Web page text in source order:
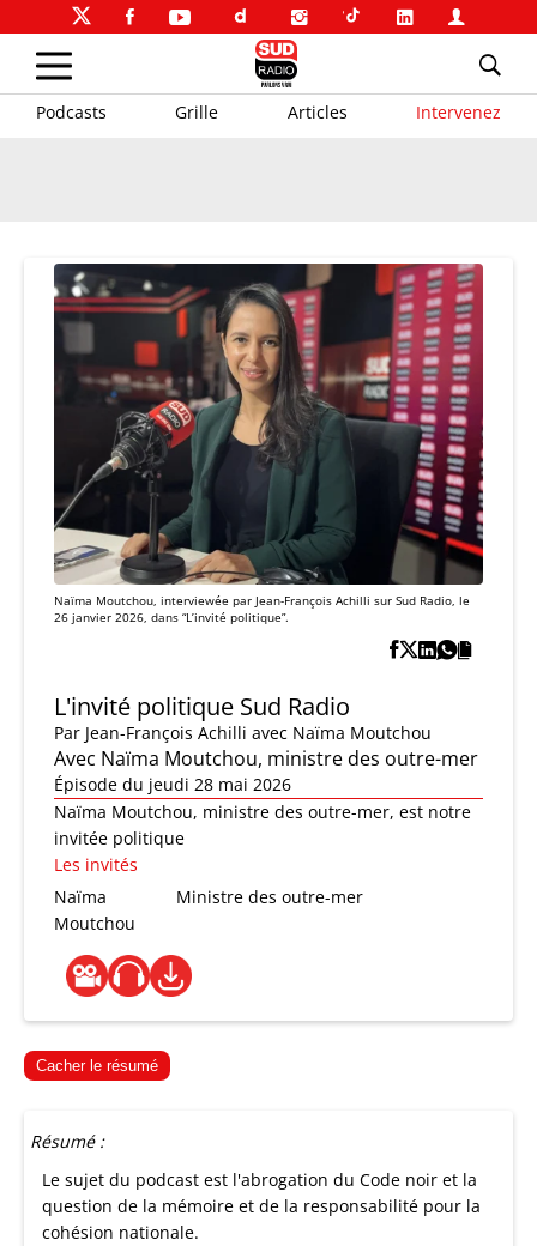
Podcasts Grille Articles Intervenez
Naïma Moutchou, interviewée par Jean-François Achilli sur Sud Radio, le
26 janvier 2026, dans “L’invité politique”.
L'invité politique Sud Radio
Par Jean-François Achilli avec Naïma Moutchou
Avec Naïma Moutchou, ministre des outre-mer
Épisode du jeudi 28 mai 2026
Naïma Moutchou, ministre des outre-mer, est notre
invitée politique
Les invités
Naïma
Moutchou
Ministre des outre-mer
Cacher le résumé
Résumé :
Le sujet du podcast est l'abrogation du Code noir et la
question de la mémoire et de la responsabilité pour la
cohésion nationale.